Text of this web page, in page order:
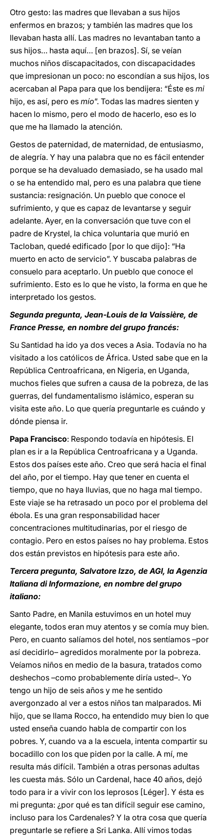
Otro gesto: las madres que llevaban a sus hijos
enfermos en brazos; y también las madres que los
llevaban hasta allí. Las madres no levantaban tanto a
sus hijos… hasta aquí… [en brazos]. Sí, se veían
muchos niños discapacitados, con discapacidades
que impresionan un poco: no escondían a sus hijos, los
acercaban al Papa para que los bendijera: “Éste es mi
hijo, es así, pero es mío”. Todas las madres sienten y
hacen lo mismo, pero el modo de hacerlo, eso es lo
que me ha llamado la atención.
Gestos de paternidad, de maternidad, de entusiasmo,
de alegría. Y hay una palabra que no es fácil entender
porque se ha devaluado demasiado, se ha usado mal
o se ha entendido mal, pero es una palabra que tiene
sustancia: resignación. Un pueblo que conoce el
sufrimiento, y que es capaz de levantarse y seguir
adelante. Ayer, en la conversación que tuve con el
padre de Krystel, la chica voluntaria que murió en
Tacloban, quedé edificado [por lo que dijo]: “Ha
muerto en acto de servicio”. Y buscaba palabras de
consuelo para aceptarlo. Un pueblo que conoce el
sufrimiento. Esto es lo que he visto, la forma en que he
interpretado los gestos.
Segunda pregunta, Jean-Louis de la Vaissière, de
France Presse, en nombre del grupo francés:
Su Santidad ha ido ya dos veces a Asia. Todavía no ha
visitado a los católicos de África. Usted sabe que en la
República Centroafricana, en Nigeria, en Uganda,
muchos fieles que sufren a causa de la pobreza, de las
guerras, del fundamentalismo islámico, esperan su
visita este año. Lo que quería preguntarle es cuándo y
dónde piensa ir.
Papa Francisco: Respondo todavía en hipótesis. El
plan es ir a la República Centroafricana y a Uganda.
Estos dos países este año. Creo que será hacia el final
del año, por el tiempo. Hay que tener en cuenta el
tiempo, que no haya lluvias, que no haga mal tiempo.
Este viaje se ha retrasado un poco por el problema del
ébola. Es una gran responsabilidad hacer
concentraciones multitudinarias, por el riesgo de
contagio. Pero en estos países no hay problema. Estos
dos están previstos en hipótesis para este año.
Tercera pregunta, Salvatore Izzo, de AGI, la Agenzia
Italiana di Informazione, en nombre del grupo
italiano:
Santo Padre, en Manila estuvimos en un hotel muy
elegante, todos eran muy atentos y se comía muy bien.
Pero, en cuanto salíamos del hotel, nos sentíamos –por
así decidirlo– agredidos moralmente por la pobreza.
Veíamos niños en medio de la basura, tratados como
deshechos –como probablemente diría usted–. Yo
tengo un hijo de seis años y me he sentido
avergonzado al ver a estos niños tan malparados. Mi
hijo, que se llama Rocco, ha entendido muy bien lo que
usted enseña cuando habla de compartir con los
pobres. Y, cuando va a la escuela, intenta compartir su
bocadillo con los que piden por la calle. A mí, me
resulta más difícil. También a otras personas adultas
les cuesta más. Sólo un Cardenal, hace 40 años, dejó
todo para ir a vivir con los leprosos [Léger]. Y ésta es
mi pregunta: ¿por qué es tan difícil seguir ese camino,
incluso para los Cardenales? Y la otra cosa que quería
preguntarle se refiere a Sri Lanka. Allí vimos todas